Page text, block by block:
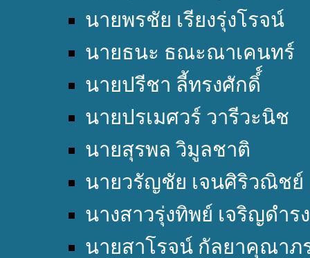
นายพรชัย เรียงรุ่งโรจน์
นายธนะ ธณะณาเคนทร์
นายปรีชา ลี้ทรงศักดิ์์
นายปรเมศวร์ วารีวะนิช
นายสุรพล วิมูลชาติ
นายวรัญชัย เจนศิริวณิชย์
นางสาวรุ่งทิพย์ เจริญดำร
นายสาโรจน์ กัลยาคุณา